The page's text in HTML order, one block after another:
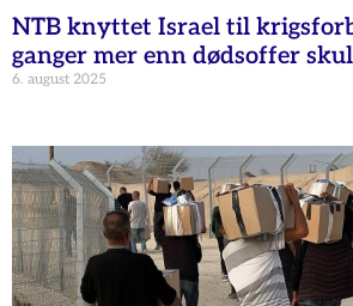
NTB knyttet Israel til
ganger mer enn dødsoffer
6. august 2025